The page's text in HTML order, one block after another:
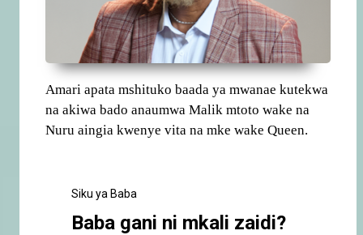
Amari apata mshituko baada ya mwanae kutekwa
na akiwa bado anaumwa Malik mtoto wake na
Nuru aingia kwenye vita na mke wake Queen.
Siku ya Baba
Baba gani ni mkali zaidi?